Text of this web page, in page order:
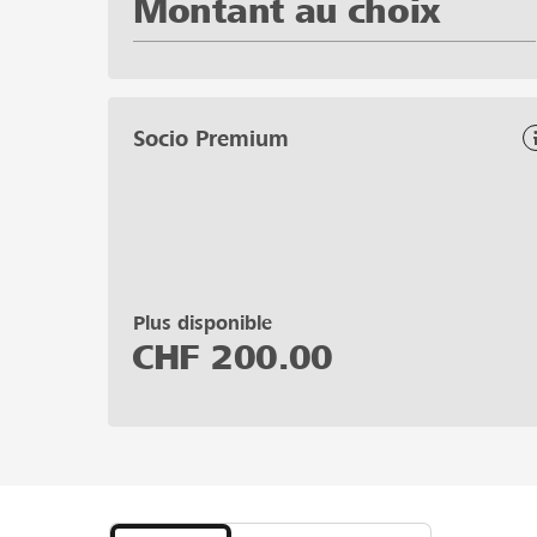
Montant au choix
Socio Premium
Plus disponible
CHF 200.00